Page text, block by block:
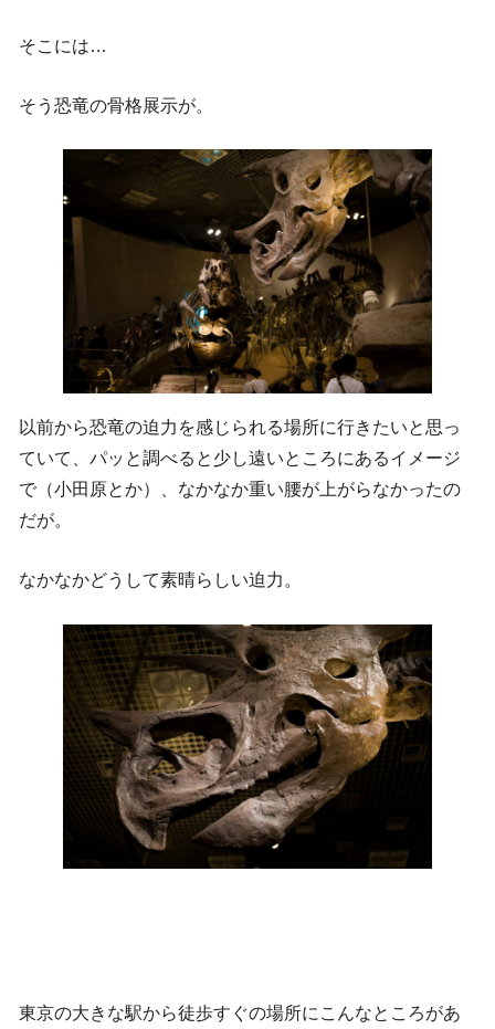
そこには…
そう恐竜の骨格展示が。
以前から恐竜の迫力を感じられる場所に行きたいと思っ
ていて、パッと調べると少し遠いところにあるイメージ
で（小田原とか）、なかなか重い腰が上がらなかったの
だが。
なかなかどうして素晴らしい迫力。
東京の大きな駅から徒歩すぐの場所にこんなところがあ